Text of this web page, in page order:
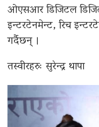
ओएसआर डिजिटल
इन्टरटेनमेन्ट, रिच
गर्दैछन् ।
तस्वीरहरुः सुरेन्द्र थापा